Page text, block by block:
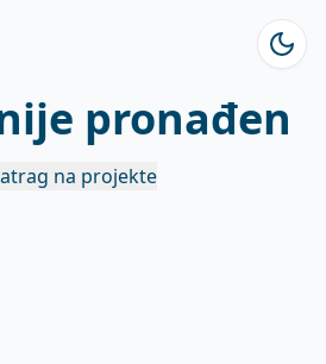
pronađen
na projekte